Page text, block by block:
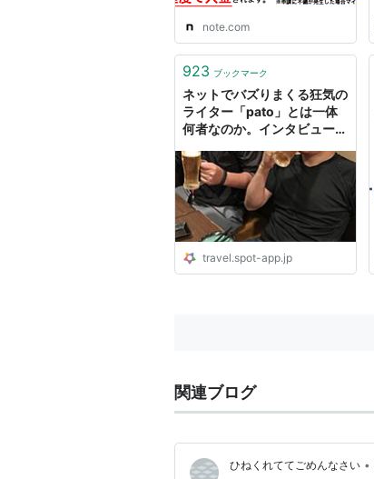
note.com
923 ブックマーク
ネットでバズりまくる狂気の
ライター「pato」とは一体
何者なのか。インタビューし
travel.spot-app.jp
関連ブログ
ひねくれててごめんなさい •